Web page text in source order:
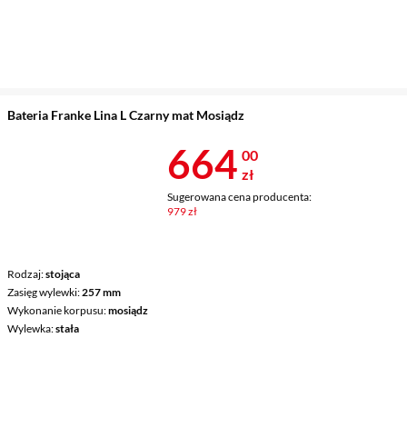
Bateria Franke Lina L Czarny mat Mosiądz
Rodzaj stojąca
Zasięg wylewki 257 mm
Wykonanie korpusu mosiądz
Wylewka stała
Cena 664 zł
664 00
zł
Sugerowana cena producenta:
979 zł